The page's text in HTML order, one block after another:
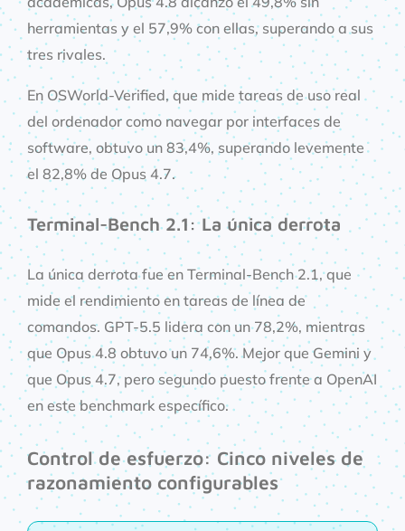
herramientas y el 57,9% con ellas, superando a sus
tres rivales.
En OSWorld-Verified, que mide tareas de uso real
del ordenador como navegar por interfaces de
software, obtuvo un 83,4%, superando levemente
el 82,8% de Opus 4.7.
Terminal-Bench 2.1: La única derrota
La única derrota fue en Terminal-Bench 2.1, que
mide el rendimiento en tareas de línea de
comandos. GPT-5.5 lidera con un 78,2%, mientras
que Opus 4.8 obtuvo un 74,6%. Mejor que Gemini y
que Opus 4.7, pero segundo puesto frente a OpenAI
en este benchmark específico.
Control de esfuerzo: Cinco niveles de
razonamiento configurables